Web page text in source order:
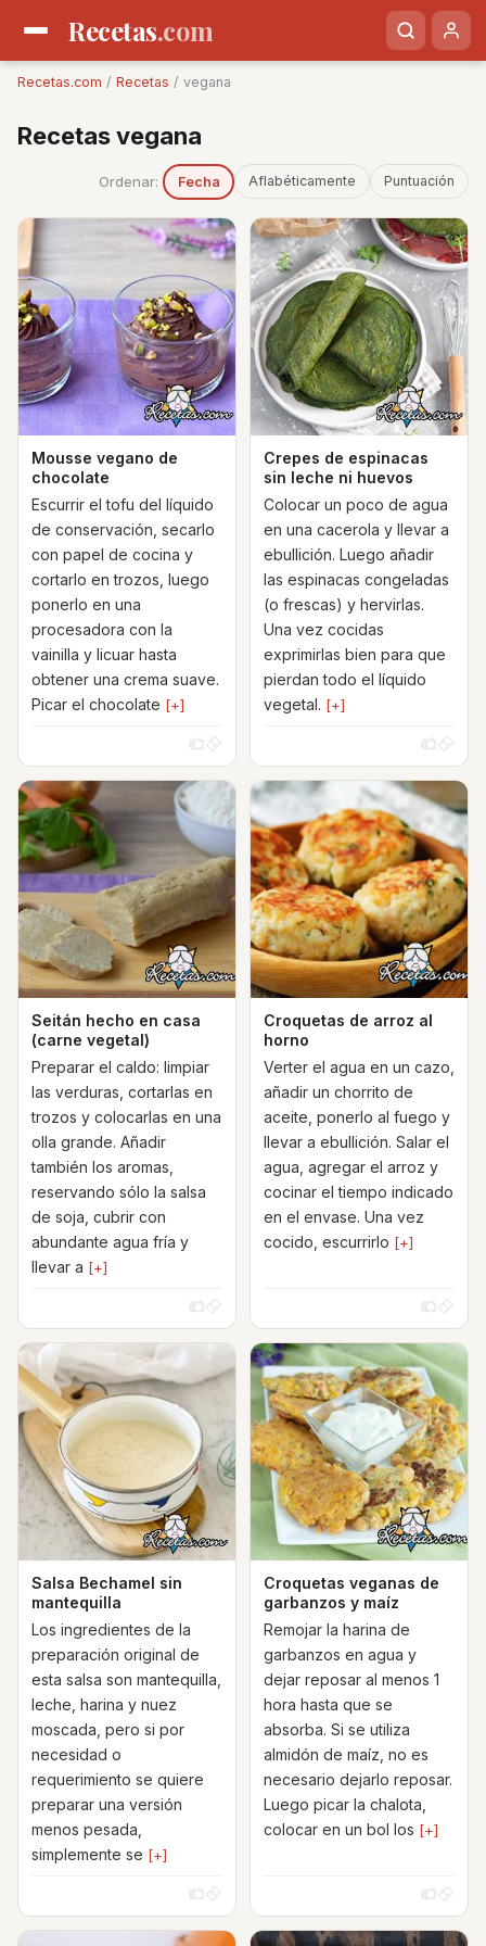
Recetas.com
Recetas.com / Recetas / vegana
Recetas vegana
Ordenar: Fecha Aflabéticamente Puntuación
Mousse vegano de
chocolate
Escurrir el tofu del líquido
de conservación, secarlo
con papel de cocina y
cortarlo en trozos, luego
ponerlo en una
procesadora con la
vainilla y licuar hasta
obtener una crema suave.
Picar el chocolate [+]
Crepes de espinacas
sin leche ni huevos
Colocar un poco de agua
en una cacerola y llevar a
ebullición. Luego añadir
las espinacas congeladas
(o frescas) y hervirlas.
Una vez cocidas
exprimirlas bien para que
pierdan todo el líquido
vegetal. [+]
Seitán hecho en casa
(carne vegetal)
Preparar el caldo: limpiar
las verduras, cortarlas en
trozos y colocarlas en una
olla grande. Añadir
también los aromas,
reservando sólo la salsa
de soja, cubrir con
abundante agua fría y
llevar a [+]
Croquetas de arroz al
horno
Verter el agua en un cazo,
añadir un chorrito de
aceite, ponerlo al fuego y
llevar a ebullición. Salar el
agua, agregar el arroz y
cocinar el tiempo indicado
en el envase. Una vez
cocido, escurrirlo [+]
Salsa Bechamel sin
mantequilla
Los ingredientes de la
preparación original de
esta salsa son mantequilla,
leche, harina y nuez
moscada, pero si por
necesidad o
requerimiento se quiere
preparar una versión
menos pesada,
simplemente se [+]
Croquetas veganas de
garbanzos y maíz
Remojar la harina de
garbanzos en agua y
dejar reposar al menos 1
hora hasta que se
absorba. Si se utiliza
almidón de maíz, no es
necesario dejarlo reposar.
Luego picar la chalota,
colocar en un bol los [+]